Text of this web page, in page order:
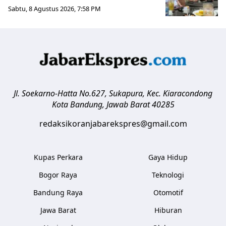
Sabtu, 8 Agustus 2026, 7:58 PM
Jl. Soekarno-Hatta No.627, Sukapura, Kec. Kiaracondong
Kota Bandung, Jawab Barat 40285
redaksikoranjabarekspres@gmail.com
Kupas Perkara
Bogor Raya
Bandung Raya
Jawa Barat
Gaya Hidup
Teknologi
Otomotif
Hiburan